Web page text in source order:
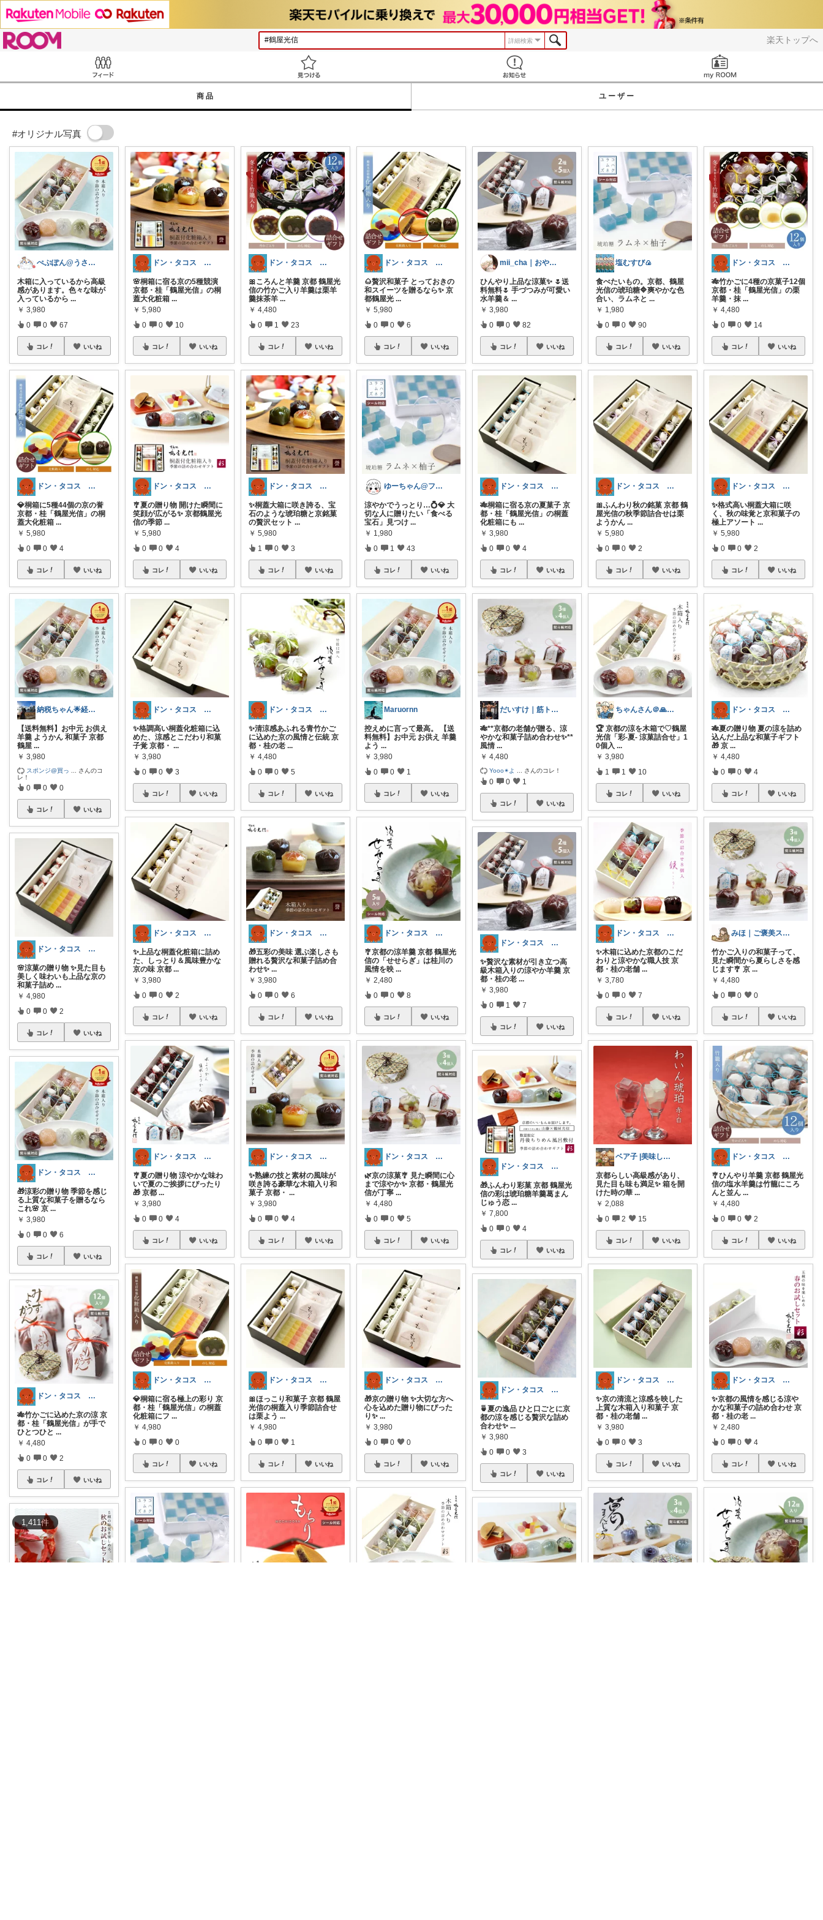
楽天トップへ
詳細検索
商品 ユーザー
#オリジナル写真
1,411件
ぺぷぽん@うさぎ♡コメ返休止中
木箱に入っているから高級
感があります。色々な味が
入っているから ...
￥ 3,980
0 0 67
コレ いいね
ドン・タコス 防災⚠️生活雑貨アウトドア
💎桐箱に5種44個の京の誉
京都・桂「鶴屋光信」の桐
蓋大化粧箱 ...
￥ 5,980
0 0 4
コレ いいね
納税ちゃん🌟経由購入★
【送料無料】お中元 お供え
羊羹 ようかん 和菓子 京都
鶴屋 ...
￥ 3,980
スポンジ@買っ
さんのコ
レ！
0 0 0
コレ いいね
ドン・タコス 防災⚠️生活雑貨アウトドア
🌸涼菓の贈り物 ✨見た目も
美しく味わいも上品な京の
和菓子詰め ...
￥ 4,980
0 0 2
コレ いいね
ドン・タコス 防災⚠️生活雑貨アウトドア
🎁涼彩の贈り物 季節を感じ
る上質な和菓子を贈るなら
これ🌸 京 ...
￥ 3,980
0 0 6
コレ いいね
ドン・タコス 防災⚠️生活雑貨アウトドア
🎋竹かごに込めた京の涼 京
都・桂「鶴屋光信」が手で
ひとつひと ...
￥ 4,480
0 0 2
コレ いいね
ドン・タコス 防災⚠️生活雑貨アウトドア
🌸桐箱に宿る京の5種競演
京都・桂「鶴屋光信」の桐
蓋大化粧箱 ...
￥ 5,980
0 0 10
コレ いいね
ドン・タコス 防災⚠️生活雑貨アウトドア
🎐夏の贈り物 開けた瞬間に
笑顔が広がる✨ 京都鶴屋光
信の季節 ...
￥ 5,980
0 0 4
コレ いいね
ドン・タコス 防災⚠️生活雑貨アウトドア
✨格調高い桐蓋化粧箱に込
めた、涼感とこだわり和菓
子覚 京都・ ...
￥ 3,980
0 0 3
コレ いいね
ドン・タコス 防災⚠️生活雑貨アウトドア
✨上品な桐蓋化粧箱に詰め
た、しっとり＆風味豊かな
京の味 京都 ...
￥ 3,980
0 0 2
コレ いいね
ドン・タコス 防災⚠️生活雑貨アウトドア
🎐夏の贈り物 涼やかな味わ
いで夏のご挨拶にぴったり
🎁 京都 ...
￥ 3,980
0 0 4
コレ いいね
ドン・タコス 防災⚠️生活雑貨アウトドア
💎桐箱に宿る極上の彩り 京
都・桂「鶴屋光信」の桐蓋
化粧箱にフ ...
￥ 4,980
0 0 0
コレ いいね
ドン・タコス 防災⚠️生活雑貨アウトドア
🎀ころんと羊羹 京都 鶴屋光
信の竹かご入り羊羹は栗羊
羹抹茶羊 ...
￥ 4,480
0 1 23
コレ いいね
ドン・タコス 防災⚠️生活雑貨アウトドア
✨桐蓋大箱に咲き誇る、宝
石のような琥珀糖と京銘菓
の贅沢セット...
￥ 5,980
1 0 3
コレ いいね
ドン・タコス 防災⚠️生活雑貨アウトドア
✨清涼感あふれる青竹かご
に込めた京の風情と伝統 京
都・桂の老 ...
￥ 4,480
0 0 5
コレ いいね
ドン・タコス 防災⚠️生活雑貨アウトドア
🎁五彩の美味 選ぶ楽しさも
贈れる贅沢な和菓子詰め合
わせ✨...
￥ 3,980
0 0 6
コレ いいね
ドン・タコス 防災⚠️生活雑貨アウトドア
✨熟練の技と素材の風味が
咲き誇る豪華な木箱入り和
菓子 京都・ ...
￥ 3,980
0 0 4
コレ いいね
ドン・タコス 防災⚠️生活雑貨アウトドア
🎀ほっこり和菓子 京都 鶴屋
光信の桐蓋入り季節詰合せ
は栗よう ...
￥ 4,980
0 0 1
コレ いいね
ドン・タコス 防災⚠️生活雑貨アウトドア
🌰贅沢和菓子 とっておきの
和スイーツを贈るなら✨ 京
都鶴屋光 ...
￥ 5,980
0 0 6
コレ いいね
ゆーちゃん@フォロワーさまから購入💕
涼やかでうっとり…💍💎 大
切な人に贈りたい「食べる
宝石」見つけ ...
￥ 1,980
0 1 43
コレ いいね
Maruornn
控えめに言って最高。 【送
料無料】お中元 お供え 羊羹
よう ...
￥ 3,980
0 0 1
コレ いいね
ドン・タコス 防災⚠️生活雑貨アウトドア
🎐京都の涼羊羹 京都 鶴屋光
信の「せせらぎ」は桂川の
風情を映 ...
￥ 2,480
0 0 8
コレ いいね
ドン・タコス 防災⚠️生活雑貨アウトドア
🌿京の涼菓🎐 見た瞬間に心
まで涼やか✨ 京都・鶴屋光
信が丁寧 ...
￥ 4,480
0 0 5
コレ いいね
ドン・タコス 防災⚠️生活雑貨アウトドア
🎁京の贈り物 ✨大切な方へ
心を込めた贈り物にぴった
り✨...
￥ 3,980
0 0 0
コレ いいね
mii_cha｜おやつと暮らし🌷
ひんやり上品な涼菓✨ 🌷送
料無料🌷 手づつみが可愛い
水羊羹＆ ...
￥ 3,980
0 0 82
コレ いいね
ドン・タコス 防災⚠️生活雑貨アウトドア
🎋桐箱に宿る京の夏菓子 京
都・桂「鶴屋光信」の桐蓋
化粧箱にも ...
￥ 3,980
0 0 4
コレ いいね
だいすけ｜筋トレ×健康食✕バイクROOM
🎋**京都の老舗が贈る、涼
やかな和菓子詰め合わせ✨**
風情 ...
￥ 4,480
Yooo✴︎よ さんのコレ！
0 0 1
コレ いいね
ドン・タコス 防災⚠️生活雑貨アウトドア
✨贅沢な素材が引き立つ高
級木箱入りの涼やか羊羹 京
都・桂の老 ...
￥ 3,980
0 1 7
コレ いいね
ドン・タコス 防災⚠️生活雑貨アウトドア
🎁ふんわり彩菓 京都 鶴屋光
信の彩は琥珀糖羊羹葛まん
じゅう恋 ...
￥ 7,800
0 0 4
コレ いいね
ドン・タコス 防災⚠️生活雑貨アウトドア
🍵夏の逸品 ひと口ごとに京
都の涼を感じる贅沢な詰め
合わせ✨...
￥ 3,980
0 0 3
コレ いいね
塩むすび🍙
食べたいもの。京都、鶴屋
光信の琥珀糖🔷爽やかな色
合い、ラムネと ...
￥ 1,980
0 0 90
コレ いいね
ドン・タコス 防災⚠️生活雑貨アウトドア
🎀ふんわり秋の銘菓 京都 鶴
屋光信の秋季節詰合せは栗
ようかん ...
￥ 5,980
0 0 2
コレ いいね
ちゃんさん＠🙏kansya👶1👶0
🏆 京都の涼を木箱で♡鶴屋
光信「彩-夏- 涼菓詰合せ」1
0個入 ...
￥ 3,980
1 1 10
コレ いいね
ドン・タコス 防災⚠️生活雑貨アウトドア
✨木箱に込めた京都のこだ
わりと涼やかな職人技 京
都・桂の老舗 ...
￥ 3,780
0 0 7
コレ いいね
ベア子 |美味しいものを探す主婦
京都らしい高級感があり、
見た目も味も満足✨️ 箱を開
けた時の華 ...
￥ 2,088
0 2 15
コレ いいね
ドン・タコス 防災⚠️生活雑貨アウトドア
✨京の清流と涼感を映した
上質な木箱入り和菓子 京
都・桂の老舗 ...
￥ 3,980
0 0 3
コレ いいね
ドン・タコス 防災⚠️生活雑貨アウトドア
🎋竹かごに4種の京菓子12個
京都・桂「鶴屋光信」の栗
羊羹・抹 ...
￥ 4,480
0 0 14
コレ いいね
ドン・タコス 防災⚠️生活雑貨アウトドア
✨格式高い桐蓋大箱に咲
く、秋の味覚と京和菓子の
極上アソート...
￥ 5,980
0 0 2
コレ いいね
ドン・タコス 防災⚠️生活雑貨アウトドア
🎋夏の贈り物 夏の涼を詰め
込んだ上品な和菓子ギフト
🎁 京 ...
￥ 4,480
0 0 4
コレ いいね
みほ｜ご褒美スイーツと贈りもの
竹かご入りの和菓子って、
見た瞬間から夏らしさを感
じます🎐 京 ...
￥ 4,480
0 0 0
コレ いいね
ドン・タコス 防災⚠️生活雑貨アウトドア
🎐ひんやり羊羹 京都 鶴屋光
信の塩水羊羹は竹籠にころ
んと並ん ...
￥ 4,480
0 0 2
コレ いいね
ドン・タコス 防災⚠️生活雑貨アウトドア
✨京都の風情を感じる涼や
かな和菓子の詰め合わせ 京
都・桂の老 ...
￥ 2,480
0 0 4
コレ いいね